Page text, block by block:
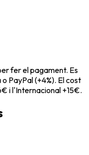
fer el pagament. Es
PayPal (+4%). El cost
i l'Internacional +15€.